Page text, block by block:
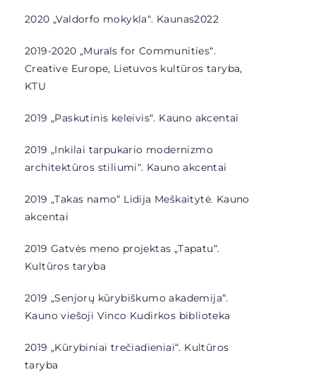
2020 „Valdorfo mokykla“. Kaunas2022
2019-2020 „Murals for Communities“.
Creative Europe, Lietuvos kultūros taryba,
KTU
2019 „Paskutinis keleivis“. Kauno akcentai
2019 „Inkilai tarpukario modernizmo
architektūros stiliumi“. Kauno akcentai
2019 „Takas namo“ Lidija Meškaitytė. Kauno
akcentai
2019 Gatvės meno projektas „Tapatu“.
Kultūros taryba
2019 „Senjorų kūrybiškumo akademija“.
Kauno viešoji Vinco Kudirkos biblioteka
2019 „Kūrybiniai trečiadieniai“. Kultūros
taryba